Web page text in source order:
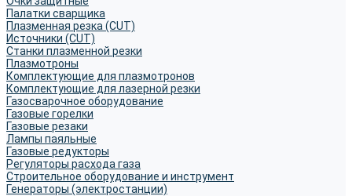
Палатки сварщика
Плазменная резка (CUT)
Источники (CUT)
Станки плазменной резки
Плазмотроны
Комплектующие для плазмотронов
Комплектующие для лазерной резки
Газосварочное оборудование
Газовые горелки
Газовые резаки
Лампы паяльные
Газовые редукторы
Регуляторы расхода газа
Строительное оборудование и инструмент
Генераторы (электростанции)